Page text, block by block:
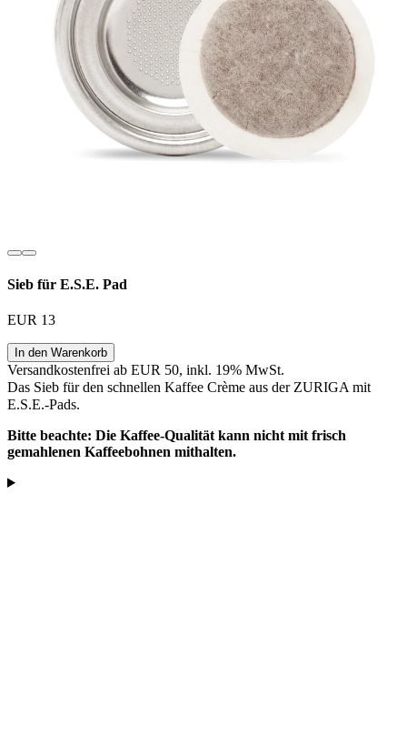
Sieb für E.S.E. Pad
EUR 13
In den Warenkorb
Versandkostenfrei ab EUR 50, inkl. 19% MwSt.
Das Sieb für den schnellen Kaffee Crème aus der ZURIGA mit
E.S.E.-Pads.
Bitte beachte: Die Kaffee-Qualität kann nicht mit frisch
gemahlenen Kaffeebohnen mithalten.